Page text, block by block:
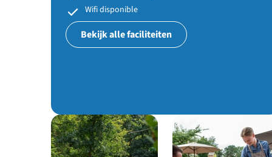
Wifi disponible
Bekijk alle faciliteiten